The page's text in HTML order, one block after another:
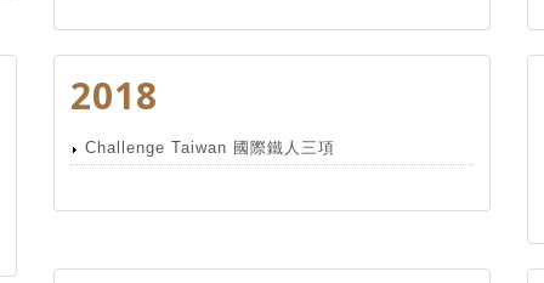
2018
Challenge Taiwan 國際鐵人三項